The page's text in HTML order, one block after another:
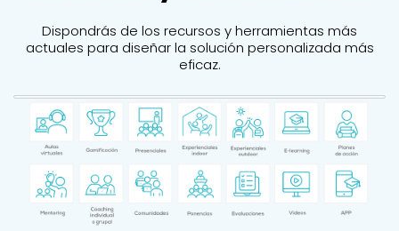
Dispondrás de los recursos y herramientas más
actuales para diseñar la solución personalizada más
eficaz.